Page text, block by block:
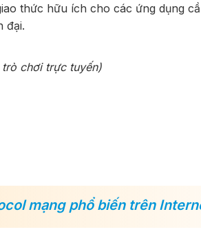
thức hữu ích cho các ứng dụng
đại.
chơi trực tuyến)
mạng phổ biến trên